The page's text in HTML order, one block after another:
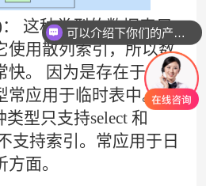
这种类型的数据表只
使用散列索引，所以数
快。 因为是存在于内存
常应用于临时表中。
型只支持select 和
支持索引。常应用于日
面。